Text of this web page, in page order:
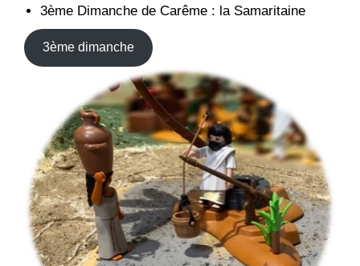
3ème Dimanche de Carême : la Samaritaine
3ème dimanche